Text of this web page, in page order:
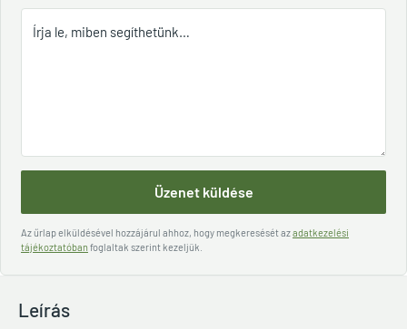
Üzenet küldése
Az űrlap elküldésével hozzájárul ahhoz, hogy megkeresését azadatkezelési
tájékoztatóban foglaltak szerint kezeljük.
Leírás